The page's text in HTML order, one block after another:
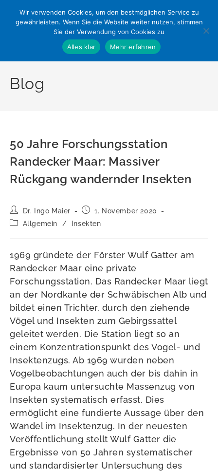
springen
Blog
50 Jahre Forschungsstation
Randecker Maar: Massiver
Rückgang wandernder Insekten
Beitrags-
Autor:
Dr. Ingo Maier
Beitrag1. November 2020
Beitrags-
Allgemein / Insekten
1969 gründete der Förster Wulf Gatter am
Randecker Maar eine private
Forschungsstation. Das Randecker Maar liegt
an der Nordkante der Schwäbischen Alb und
bildet einen Trichter, durch den ziehende
Vögel und Insekten zum Gebirgssattel
geleitet werden. Die Station liegt so an
einem Konzentrationspunkt des Vogel- und
Insektenzugs. Ab 1969 wurden neben
Vogelbeobachtungen auch der bis dahin in
Europa kaum untersuchte Massenzug von
Insekten systematisch erfasst. Dies
ermöglicht eine fundierte Aussage über den
Wandel im Insektenzug. In der neuesten
Veröffentlichung stellt Wulf Gatter die
Ergebnisse von 50 Jahren systematischer
und standardisierter Untersuchung des
Wir verwenden Cookies, um den bestmöglichen Service zu
gewährleisten. Wenn Sie die Website weiter nutzen, stimmen
Sie der Verwendung von Cookies zu
Alles klar
Mehr erfahren